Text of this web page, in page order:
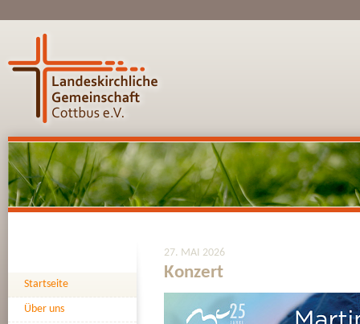
Startseite
Über uns
27. MAI 2026
Konzert